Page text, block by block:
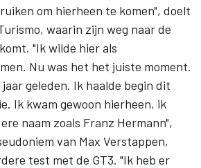
om hierheen te komen", doelt
waarin zijn weg naar de
"Ik wilde hier als
Nu was het het juiste moment.
geleden. Ik haalde begin dit
Ik kwam gewoon hierheen, ik
naam zoals Franz Hermann",
van Max Verstappen,
test met de GT3. "Ik heb er